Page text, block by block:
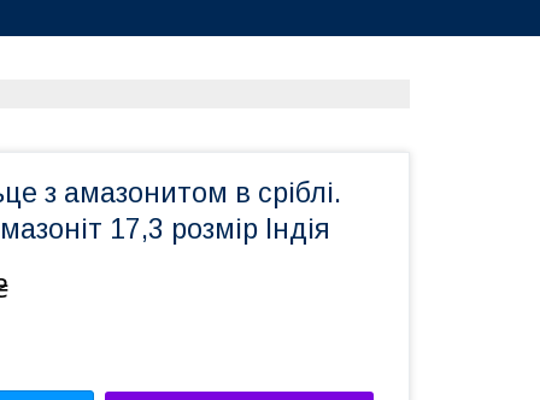
з амазонитом в сріблі.
17,3 розмір Індія